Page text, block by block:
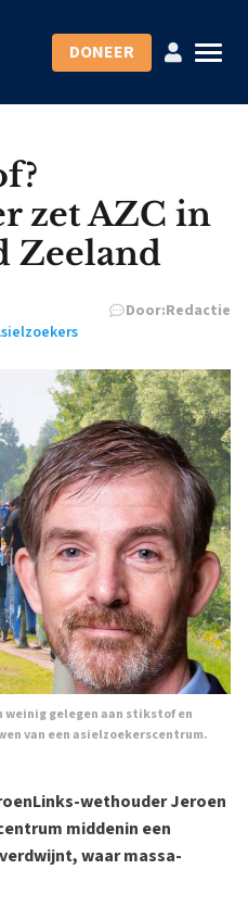
DONEER
zet AZC in
Zeeland
Door:Redactie
weinig gelegen aan stikstof en
van een asielzoekerscentrum.
wethouder Jeroen
middenin een
waar massa-